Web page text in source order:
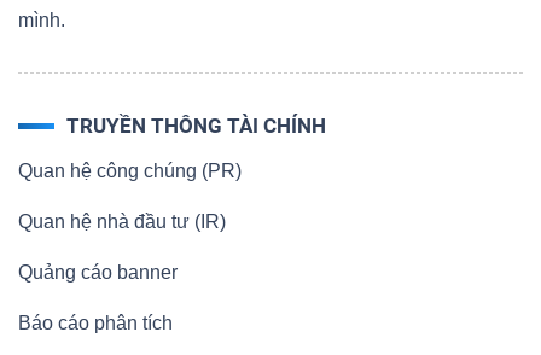
mình.
TRUYỀN THÔNG TÀI CHÍNH
Quan hệ công chúng (PR)
Quan hệ nhà đầu tư (IR)
Quảng cáo banner
Báo cáo phân tích